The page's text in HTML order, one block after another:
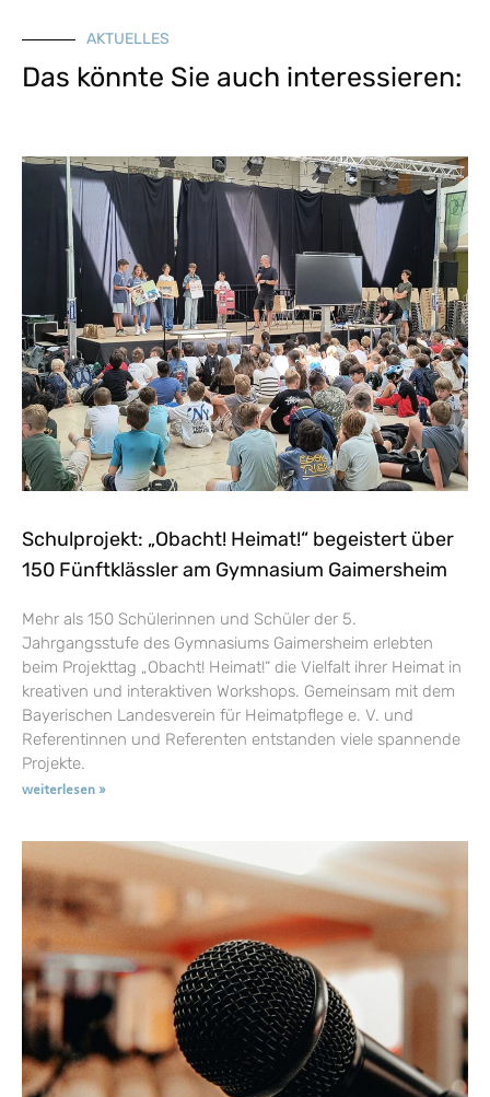
AKTUELLES
Das könnte Sie auch interessieren:
Schulprojekt: „Obacht! Heimat!“ begeistert über
150 Fünftklässler am Gymnasium Gaimersheim
Mehr als 150 Schülerinnen und Schüler der 5.
Jahrgangsstufe des Gymnasiums Gaimersheim erlebten
beim Projekttag „Obacht! Heimat!“ die Vielfalt ihrer Heimat in
kreativen und interaktiven Workshops. Gemeinsam mit dem
Bayerischen Landesverein für Heimatpflege e. V. und
Referentinnen und Referenten entstanden viele spannende
Projekte.
weiterlesen »